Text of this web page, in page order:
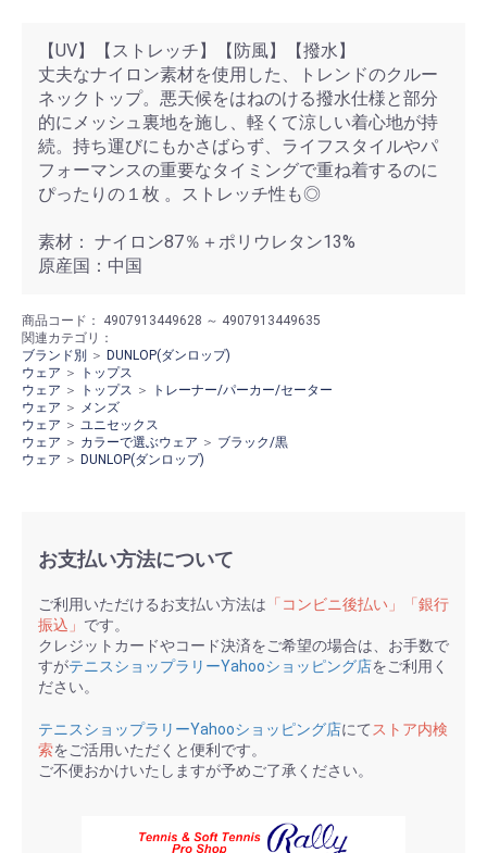
【UV】【ストレッチ】【防風】【撥水】
丈夫なナイロン素材を使用した、トレンドのクルー
ネックトップ。悪天候をはねのける撥水仕様と部分
的にメッシュ裏地を施し、軽くて涼しい着心地が持
続。持ち運びにもかさばらず、ライフスタイルやパ
フォーマンスの重要なタイミングで重ね着するのに
ぴったりの１枚 。ストレッチ性も◎
素材： ナイロン87％＋ポリウレタン13%
原産国：中国
商品コード： 4907913449628 ～ 4907913449635
関連カテゴリ：
ブランド別
＞ DUNLOP(ダンロップ)
ウェア ＞
トップス
ウェア ＞ トップス ＞
トレーナー/パーカー/セーター
ウェア ＞ メンズ
ウェア ＞ ユニセックス
ウェア ＞ カラーで選ぶウェア ＞ ブラック/黒
ウェア ＞ DUNLOP(ダンロップ)
お支払い方法について
ご利用いただけるお支払い方法は 「コンビニ後払い」「銀行
振込」 です。
クレジットカードやコード決済をご希望の場合は、お手数で
すがテニスショップラリーYahooショッピング店をご利用く
ださい。
テニスショップラリーYahooショッピング店にて ストア内検
索をご活用いただくと便利です。
ご不便おかけいたしますが予めご了承ください。